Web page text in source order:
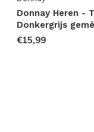
Donnay Heren -
Donkergrijs
€15,99